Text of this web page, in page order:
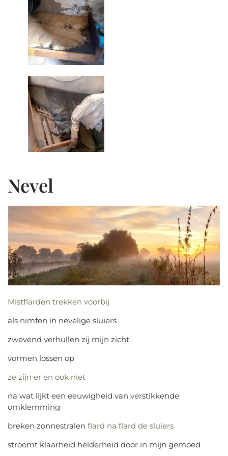
Nevel
Mistflarden trekken voorbij
als nimfen in nevelige sluiers
zwevend verhullen zij mijn zicht
vormen lossen op
ze zijn er en ook niet
na wat lijkt een eeuwigheid van verstikkende
omklemming
breken zonnestralen flard na flard de sluiers
stroomt klaarheid helderheid door in mijn gemoed